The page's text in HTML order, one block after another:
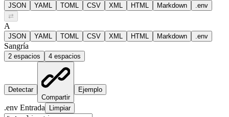
JSON YAML TOML CSV XML HTML Markdown
.env
⇄
A
JSON YAML TOML CSV XML HTML Markdown .env
Sangría
2 espacios 4 espacios
Detectar
Compartir
Ejemplo
.env Entrada Limpiar